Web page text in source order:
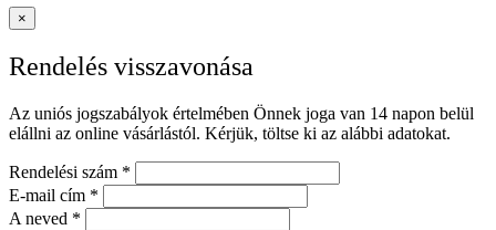
×
Rendelés visszavonása
Az uniós jogszabályok értelmében Önnek joga van 14 napon belül
elállni az online vásárlástól. Kérjük, töltse ki az alábbi adatokat.
Rendelési szám *
E-mail cím *
A neved *